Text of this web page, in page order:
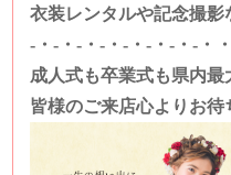
衣装レンタルや記念撮
-・-・-・-・-・-・-・-・
成人式も卒業式も県内最
皆様のご来店心よりお待